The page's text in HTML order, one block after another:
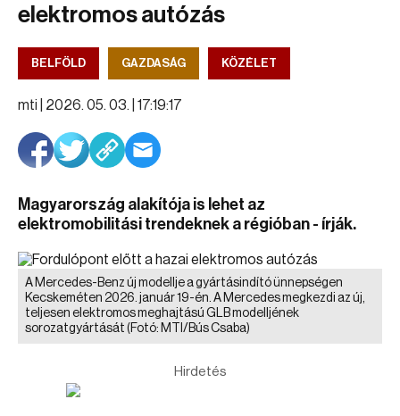
elektromos autózás
BELFÖLD GAZDASÁG KÖZÉLET
mti | 2026. 05. 03. | 17:19:17
Magyarország alakítója is lehet az
elektromobilitási trendeknek a régióban - írják.
A Mercedes-Benz új modellje a gyártásindító ünnepségen
Kecskeméten 2026. január 19-én. A Mercedes megkezdi az új,
teljesen elektromos meghajtású GLB modelljének
sorozatgyártását (Fotó: MTI/Bús Csaba)
Hirdetés